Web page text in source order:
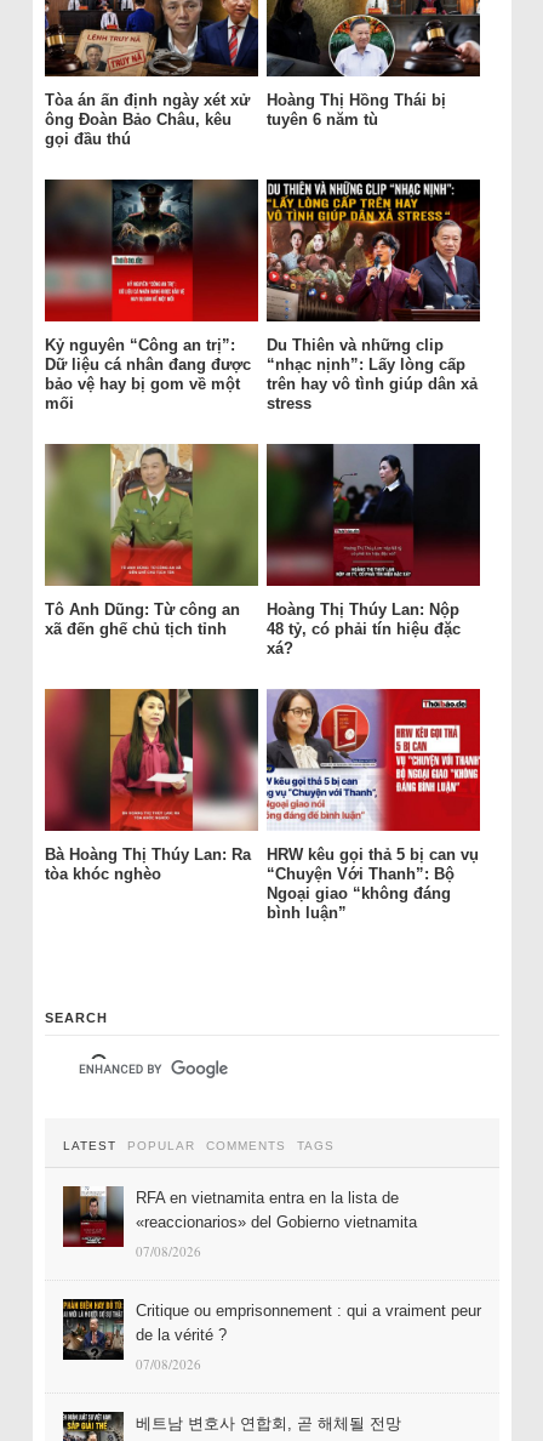
Tòa án ấn định ngày xét xử
ông Đoàn Bảo Châu, kêu
gọi đầu thú
Hoàng Thị Hồng Thái bị
tuyên 6 năm tù
Kỷ nguyên “Công an trị”:
Dữ liệu cá nhân đang được
bảo vệ hay bị gom về một
mối
Du Thiên và những clip
“nhạc nịnh”: Lấy lòng cấp
trên hay vô tình giúp dân xả
stress
Tô Anh Dũng: Từ công an
xã đến ghế chủ tịch tỉnh
Hoàng Thị Thúy Lan: Nộp
48 tỷ, có phải tín hiệu đặc
xá?
Bà Hoàng Thị Thúy Lan: Ra
tòa khóc nghèo
HRW kêu gọi thả 5 bị can vụ
“Chuyện Với Thanh”: Bộ
Ngoại giao “không đáng
bình luận”
SEARCH
LATEST POPULAR COMMENTS TAGS
RFA en vietnamita entra en la lista de
«reaccionarios» del Gobierno vietnamita
07/08/2026
Critique ou emprisonnement : qui a vraiment peur
de la vérité ?
07/08/2026
베트남 변호사 연합회, 곧 해체될 전망